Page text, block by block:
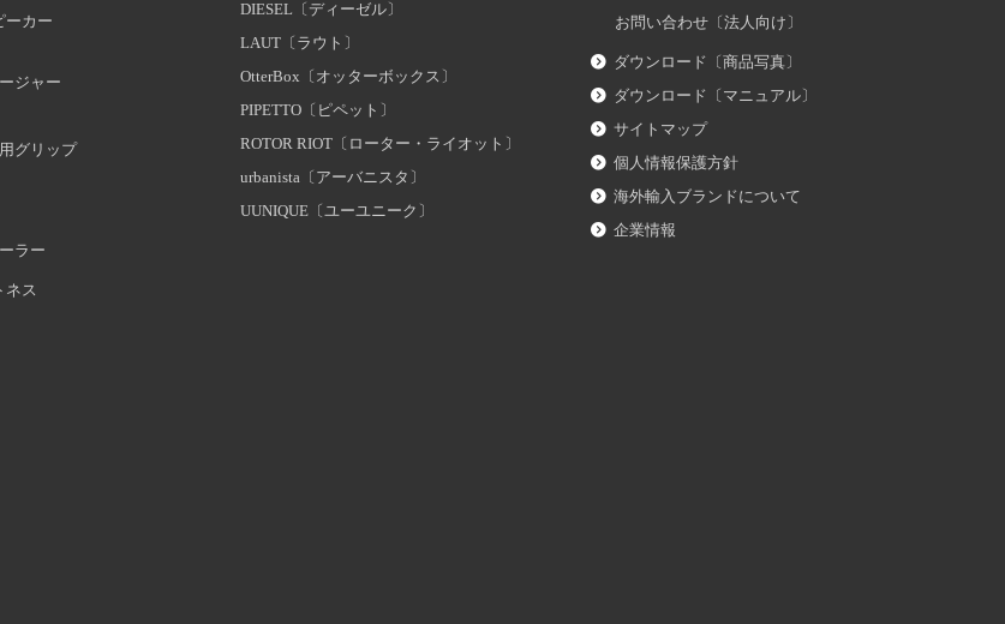
ーカー
ジャー
グリップ
ラー
ネス
DIESEL〔ディーゼル〕
LAUT〔ラウト〕
OtterBox〔オッターボックス〕
PIPETTO〔ピペット〕
ROTOR RIOT〔ローター・ライオット〕
urbanista〔アーバニスタ〕
UUNIQUE〔ユーユニーク〕
お問い合わせ〔法人向け〕
ダウンロード〔商品写真〕
ダウンロード〔マニュアル〕
サイトマップ
個人情報保護方針
海外輸入ブランドについて
企業情報